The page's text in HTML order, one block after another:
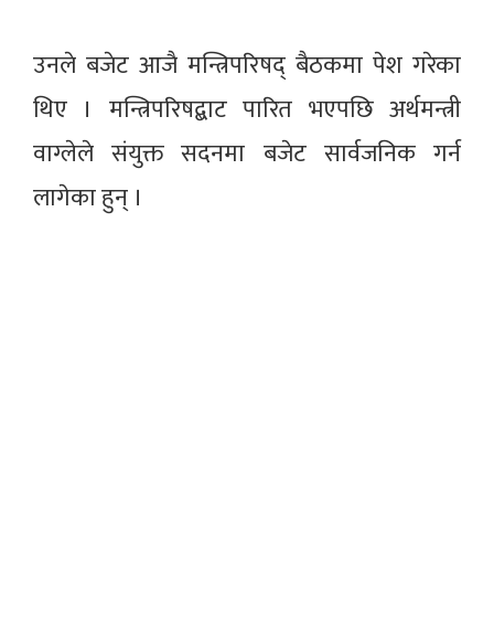
उनले बजेट आजै मन्त्रिपरिषद् बैठकमा पेश गरेका
थिए । मन्त्रिपरिषद्बाट पारित भएपछि अर्थमन्त्री
वाग्लेले संयुक्त सदनमा बजेट सार्वजनिक गर्न
लागेका हुन् ।